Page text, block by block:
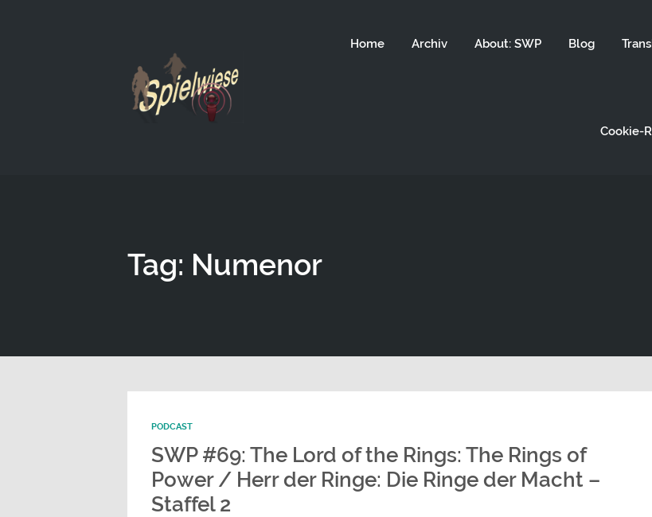
Home Archiv About: SWP Blog
Cookie-
Tag: Numenor
PODCAST
SWP #69: The Lord of the Rings: The Rings of
Power / Herr der Ringe: Die Ringe der Macht –
Staffel 2